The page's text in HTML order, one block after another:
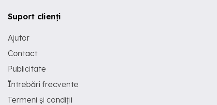
Suport clienți
Ajutor
Contact
Publicitate
Întrebări frecvente
Termeni și condiții